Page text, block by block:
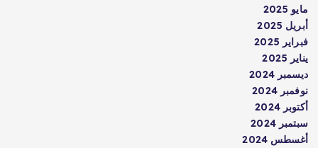
مايو 2025
أبريل 2025
فبراير 2025
يناير 2025
ديسمبر 2024
نوفمبر 2024
أكتوبر 2024
سبتمبر 2024
أغسطس 2024